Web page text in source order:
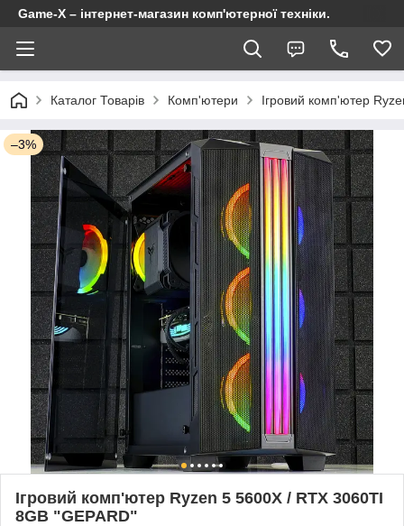
Game-X – інтернет-магазин комп'ютерної техніки.
Каталог Товарів Комп'ютери Ігровий комп'ютер
–3%
Ігровий комп'ютер Ryzen 5 5600X / RTX 3060TI
8GB "GEPARD"